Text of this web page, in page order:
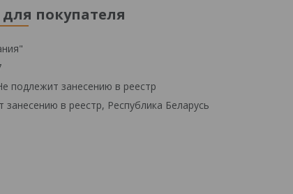
покупателя
подлежит занесению в реестр
в реестр, Республика Беларусь